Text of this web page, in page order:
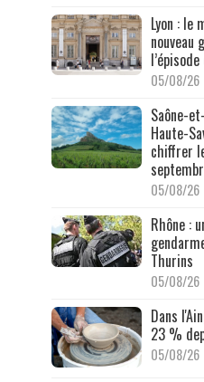
Lyon : le
nouveau
05/08/26
Saône-
Haute-
chiffrer
05/08/26
Rhône :
Thurins
05/08/26
Dans
23 %
05/08/26